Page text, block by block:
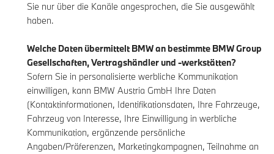
Sie nur über die Kanäle angesprochen, die Sie ausgewählt
haben.
Welche Daten übermittelt BMW an bestimmte BMW Group
Gesellschaften, Vertragshändler und -werkstätten?
Sofern Sie in personalisierte werbliche Kommunikation
einwilligen, kann BMW Austria GmbH Ihre Daten
(Kontaktinformationen, Identifikationsdaten, Ihre Fahrzeuge,
Fahrzeug von Interesse, Ihre Einwilligung in werbliche
Kommunikation, ergänzende persönliche
Angaben/Präferenzen, Marketingkampagnen, Teilnahme an